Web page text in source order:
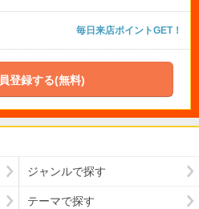
毎日来店ポイントGET！
登録する(無料)
ジャンルで探す
テーマで探す